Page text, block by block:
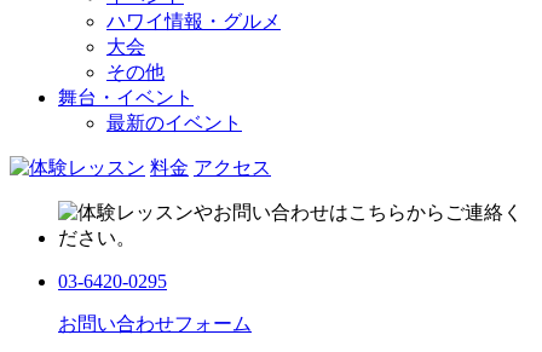
ハワイ情報・グルメ
大会
その他
舞台・イベント
最新のイベント
料金 アクセス
03-6420-0295
お問い合わせフォーム